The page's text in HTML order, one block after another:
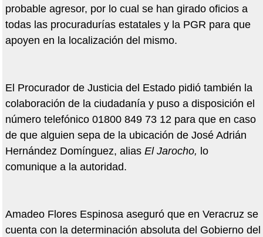
probable agresor, por lo cual se han girado oficios a
todas las procuradurías estatales y la PGR para que
apoyen en la localización del mismo.
El Procurador de Justicia del Estado pidió también la
colaboración de la ciudadanía y puso a disposición el
número telefónico 01800 849 73 12 para que en caso
de que alguien sepa de la ubicación de José Adrián
Hernández Domínguez, alias El Jarocho, lo
comunique a la autoridad.
Amadeo Flores Espinosa aseguró que en Veracruz se
cuenta con la determinación absoluta del Gobierno del